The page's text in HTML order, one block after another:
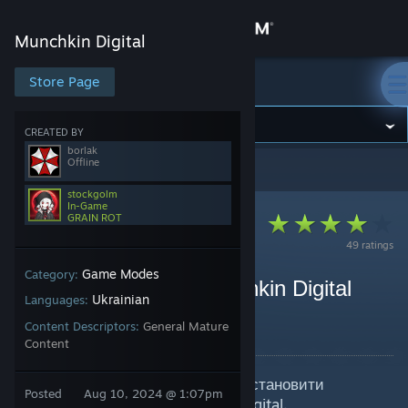
Store
Community
About
Support
Change language
Munchkin Digital
Store Page
CREATED BY
borlak
Offline
stockgolm
In-Game
GRAIN ROT
Category: Game Modes
Languages: Ukrainian
Content Descriptors: General Mature
Content
Posted
Aug 10, 2024 @ 1:07pm
Munchkin Digital
Munchkin Digital
49 ratings
Українізатор [UA] Munchkin Digital
2.0.3.1258.1
By stockgolm and 1 collaborators
У даному посібнику описано як встановити
українізатор для гри Munchkin Digital.